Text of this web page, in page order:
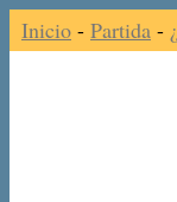
Inicio - Partida -